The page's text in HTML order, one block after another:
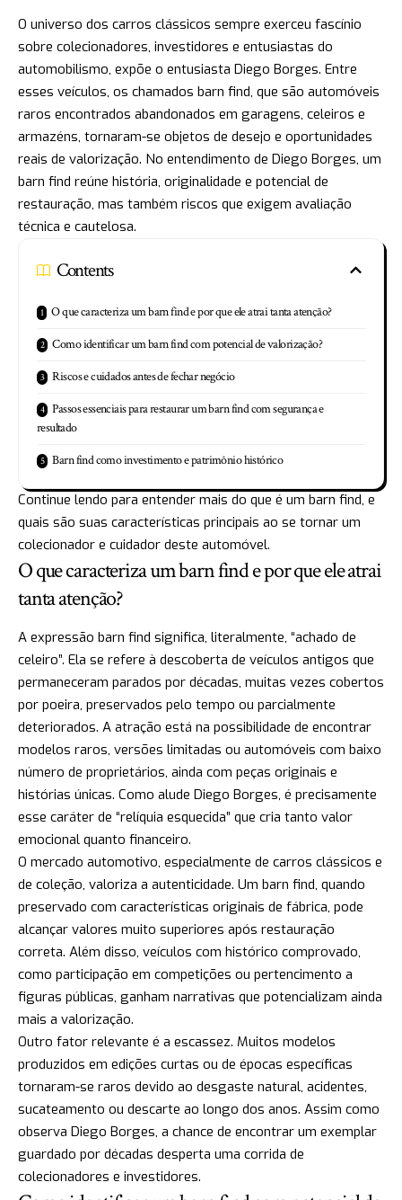
O universo dos carros clássicos sempre exerceu fascínio
sobre colecionadores, investidores e entusiastas do
automobilismo, expõe o entusiasta Diego Borges. Entre
esses veículos, os chamados barn find, que são automóveis
raros encontrados abandonados em garagens, celeiros e
armazéns, tornaram-se objetos de desejo e oportunidades
reais de valorização. No entendimento de Diego Borges, um
barn find reúne história, originalidade e potencial de
restauração, mas também riscos que exigem avaliação
técnica e cautelosa.
Contents
O que caracteriza um barn find e por que ele atrai tanta atenção?
Como identificar um barn find com potencial de valorização?
Riscos e cuidados antes de fechar negócio
Passos essenciais para restaurar um barn find com segurança e
resultado
Barn find como investimento e patrimônio histórico
Continue lendo para entender mais do que é um barn find, e
quais são suas características principais ao se tornar um
colecionador e cuidador deste automóvel.
O que caracteriza um barn find e por que ele atrai
tanta atenção?
A expressão barn find significa, literalmente, “achado de
celeiro”. Ela se refere à descoberta de veículos antigos que
permaneceram parados por décadas, muitas vezes cobertos
por poeira, preservados pelo tempo ou parcialmente
deteriorados. A atração está na possibilidade de encontrar
modelos raros, versões limitadas ou automóveis com baixo
número de proprietários, ainda com peças originais e
histórias únicas. Como alude Diego Borges, é precisamente
esse caráter de “relíquia esquecida” que cria tanto valor
emocional quanto financeiro.
O mercado automotivo, especialmente de carros clássicos e
de coleção, valoriza a autenticidade. Um barn find, quando
preservado com características originais de fábrica, pode
alcançar valores muito superiores após restauração
correta. Além disso, veículos com histórico comprovado,
como participação em competições ou pertencimento a
figuras públicas, ganham narrativas que potencializam ainda
mais a valorização.
Outro fator relevante é a escassez. Muitos modelos
produzidos em edições curtas ou de épocas específicas
tornaram-se raros devido ao desgaste natural, acidentes,
sucateamento ou descarte ao longo dos anos. Assim como
observa Diego Borges, a chance de encontrar um exemplar
guardado por décadas desperta uma corrida de
colecionadores e investidores.